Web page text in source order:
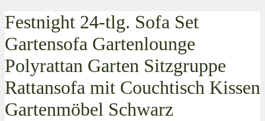
Festnight 24-tlg. Sofa Set
Gartensofa Gartenlounge
Polyrattan Garten Sitzgruppe
Rattansofa mit Couchtisch Kissen
Gartenmöbel Schwarz